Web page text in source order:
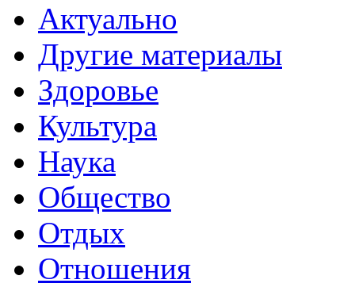
Актуально
Другие материалы
Здоровье
Культура
Наука
Общество
Отдых
Отношения